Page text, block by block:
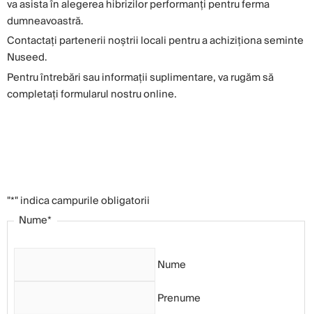
va asista în alegerea hibrizilor performanți pentru ferma
dumneavoastră.
Contactați partenerii noștrii locali pentru a achiziționa seminte
Nuseed.
Pentru întrebări sau informații suplimentare, va rugăm să
completați formularul nostru online.
"*" indica campurile obligatorii
Nume*
Nume
Prenume